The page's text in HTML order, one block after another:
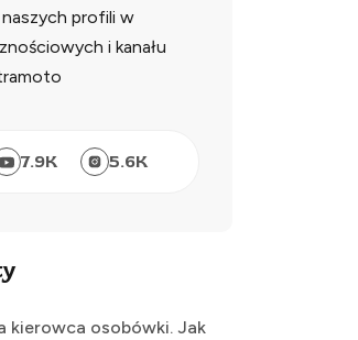
profili w
i kanału
7.9K 5.6K
kierowca osobówki. Jak